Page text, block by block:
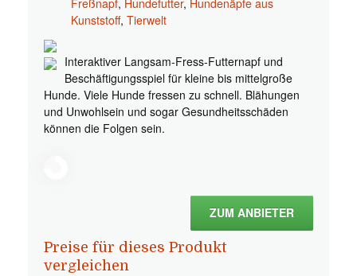
Freßnapf, Hundefutter, Hundenäpfe aus
Kunststoff, Tierwelt
Interaktiver Langsam-Fress-Futternapf und
Beschäftigungsspiel für kleine bis mittelgroße
Hunde. Viele Hunde fressen zu schnell. Blähungen
und Unwohlsein und sogar Gesundheitsschäden
können die Folgen sein.
ZUM ANBIETER
Preise für dieses Produkt
vergleichen